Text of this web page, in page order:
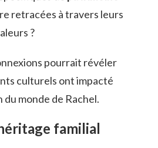
retracées à travers leurs
?
pourrait révéler
culturels ont impacté
du monde de Rachel.
familial